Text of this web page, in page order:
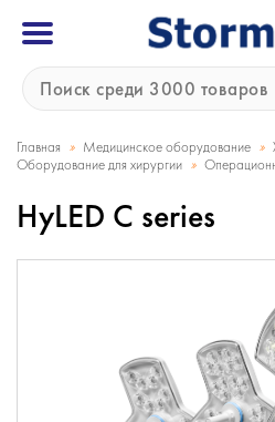
Главная » Медицинское оборудование »
Оборудование для хирургии »
HyLED C series